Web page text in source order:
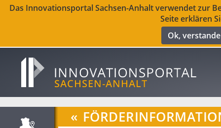
Das Innovationsportal Sachsen-Anhalt verwendet zur
Seite erklären
Ok,
«